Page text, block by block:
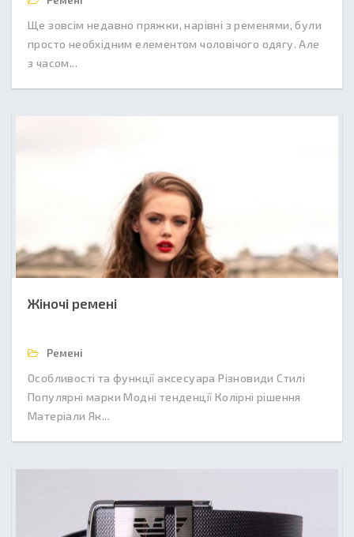
Ще зовсім недавно пряжки, нарівні з ременями, були
просто необхідним елементом чоловічого одягу. Але
з часом...
Жіночі ремені
Ремені
Особливості та функції аксесуара Різновиди Стилі
Популярні марки Модні тенденції Колірні рішення
Матеріали Як...